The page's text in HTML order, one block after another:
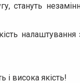
стануть
і висока якість!